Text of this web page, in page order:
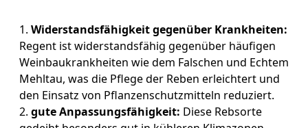
Widerstandsfähigkeit gegenüber Krankheiten:
Regent ist widerstandsfähig gegenüber häufigen
Weinbaukrankheiten wie dem Falschen und Echtem
Mehltau, was die Pflege der Reben erleichtert und
den Einsatz von Pflanzenschutzmitteln reduziert.
gute Anpassungsfähigkeit: Diese Rebsorte